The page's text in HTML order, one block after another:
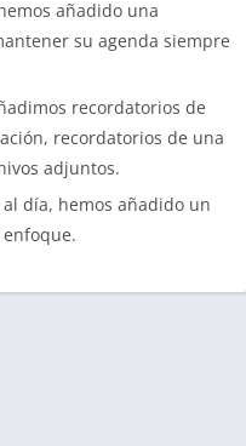
añadido una
su agenda siempre
recordatorios de
recordatorios de una
adjuntos.
día, hemos añadido un